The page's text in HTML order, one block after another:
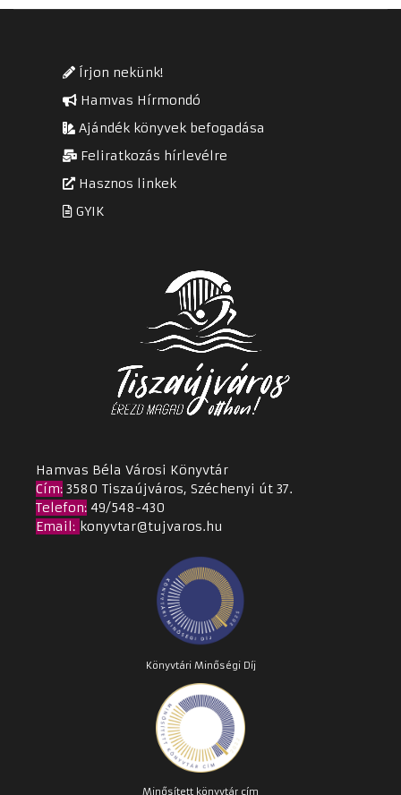
Írjon nekünk!
Hamvas Hírmondó
Ajándék könyvek befogadása
Feliratkozás hírlevélre
Hasznos linkek
GYIK
Hamvas Béla Városi Könyvtár
Cím: 3580 Tiszaújváros, Széchenyi út 37.
Telefon: 49/548-430
Email : konyvtar@tujvaros.hu
Könyvtári Minőségi Díj
Minősített könyvtár cím